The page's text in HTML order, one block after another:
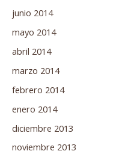
junio 2014
mayo 2014
abril 2014
marzo 2014
febrero 2014
enero 2014
diciembre 2013
noviembre 2013